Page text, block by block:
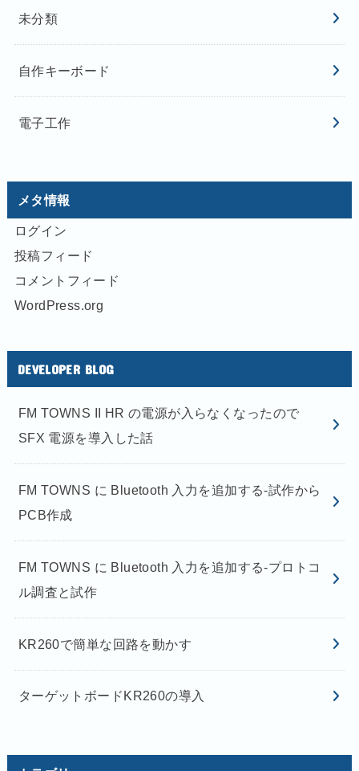
未分類
自作キーボード
電子工作
メタ情報
ログイン
投稿フィード
コメントフィード
WordPress.org
DEVELOPER BLOG
FM TOWNS II HR の電源が入らなくなったので
SFX 電源を導入した話
FM TOWNS に Bluetooth 入力を追加する-試作から
PCB作成
FM TOWNS に Bluetooth 入力を追加する-プロトコ
ル調査と試作
KR260で簡単な回路を動かす
ターゲットボードKR260の導入